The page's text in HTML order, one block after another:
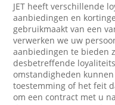
JET heeft verschillende
aanbiedingen en
gebruikmaakt van een
verwerken we uw
aanbiedingen te bieden
desbetreffende
omstandigheden
toestemming of het feit
om een contract met u